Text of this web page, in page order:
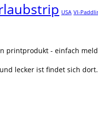
USA VI-
printprodukt - einfach
lecker ist findet sich dort.